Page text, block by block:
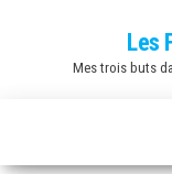
Les
Mes trois buts